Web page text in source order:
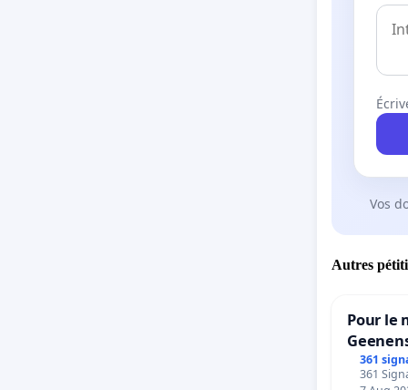
Vos
Autres
Pour le
361
361